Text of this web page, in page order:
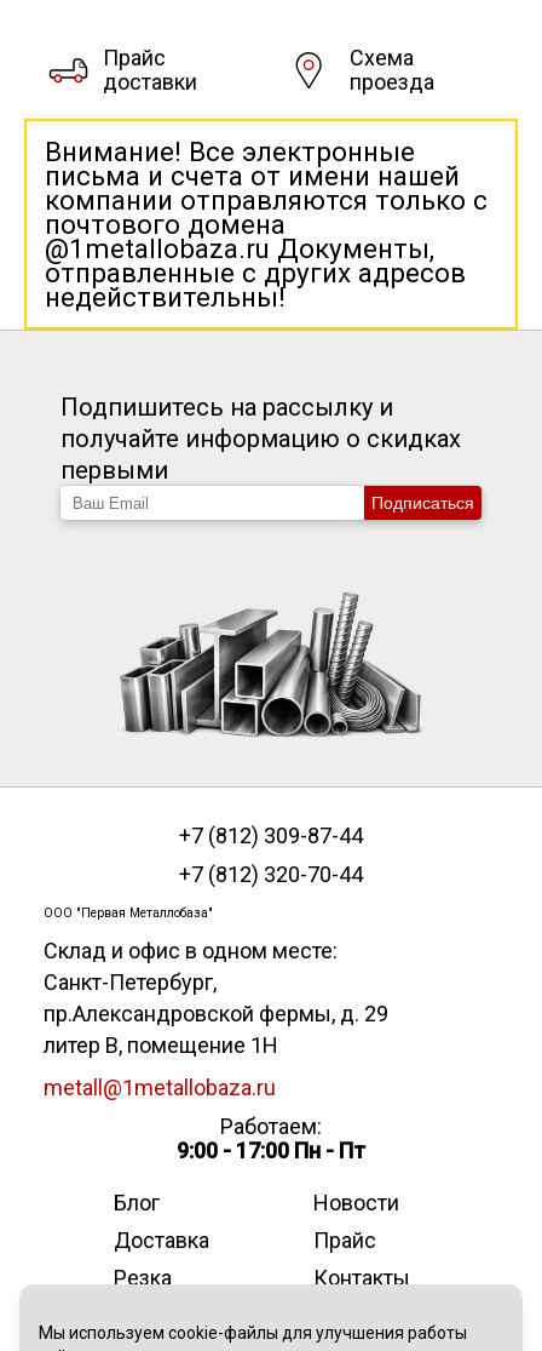
Прайс
доставки
Схема
проезда
Внимание! Все электронные
письма и счета от имени нашей
компании отправляются только с
почтового домена
@1metallobaza.ru Документы,
отправленные с других адресов
недействительны!
Подпишитесь на рассылку и
получайте информацию о скидках
первыми
Подписаться
+7 (812) 309-87-44
+7 (812) 320-70-44
ООО "Первая Металлобаза"
Склад и офис в одном месте:
Санкт-Петербург,
пр.Александровской фермы, д. 29
литер В, помещение 1Н
metall@1metallobaza.ru
Работаем:
9:00 - 17:00 Пн - Пт
Блог
Новости
Доставка
Прайс
Резка
Контакты
Мы используем cookie-файлы для улучшения работы